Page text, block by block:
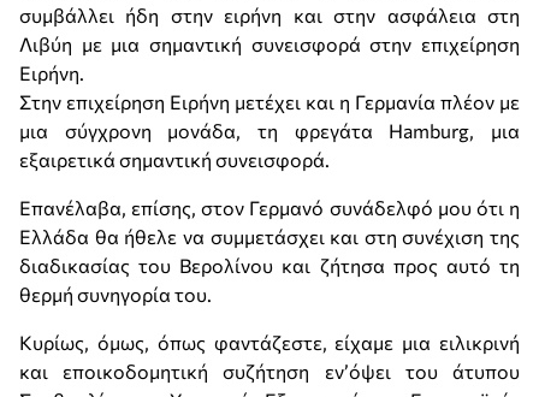
συμβάλλει ήδη στην ειρήνη και στην ασφάλεια στη
Λιβύη με μια σημαντική συνεισφορά στην επιχείρηση
Ειρήνη.
Στην επιχείρηση Ειρήνη μετέχει και η Γερμανία πλέον με
μια σύγχρονη μονάδα, τη φρεγάτα Hamburg, μια
εξαιρετικά σημαντική συνεισφορά.
Επανέλαβα, επίσης, στον Γερμανό συνάδελφό μου ότι η
Ελλάδα θα ήθελε να συμμετάσχει και στη συνέχιση της
διαδικασίας του Βερολίνου και ζήτησα προς αυτό τη
θερμή συνηγορία του.
Κυρίως, όμως, όπως φαντάζεστε, είχαμε μια ειλικρινή
και εποικοδομητική συζήτηση εν’όψει του άτυπου